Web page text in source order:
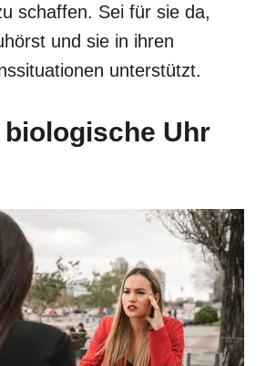
schaffen. Sei für sie da,
und sie in ihren
unterstützt.
biologische Uhr